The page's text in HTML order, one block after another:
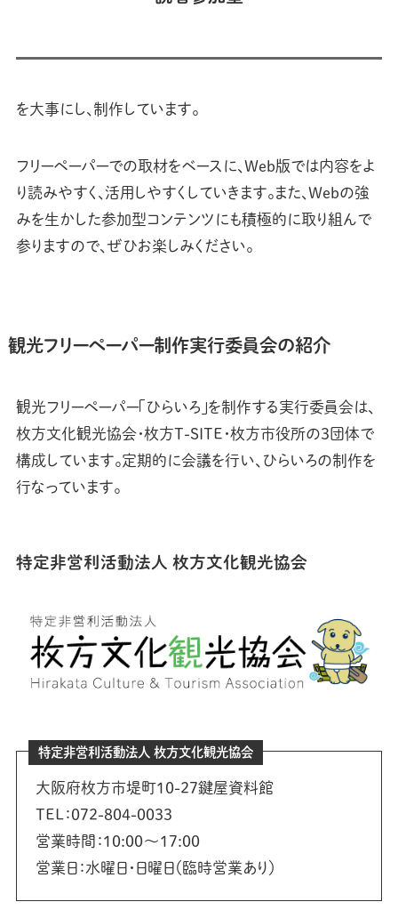
を大事にし、制作しています。
フリーペーパーでの取材をベースに、Web版では内容をよ
り読みやすく、活用しやすくしていきます。また、Webの強
みを生かした参加型コンテンツにも積極的に取り組んで
参りますので、ぜひお楽しみください。
観光フリーペーパー制作実行委員会の紹介
観光フリーペーパー「ひらいろ」を制作する実行委員会は、
枚方文化観光協会・枚方T-SITE・枚方市役所の3団体で
構成しています。定期的に会議を行い、ひらいろの制作を
行なっています。
特定非営利活動法人 枚方文化観光協会
特定非営利活動法人 枚方文化観光協会
大阪府枚方市堤町10-27鍵屋資料館
TEL：072-804-0033
営業時間：10:00〜17:00
営業日：水曜日・日曜日（臨時営業あり）